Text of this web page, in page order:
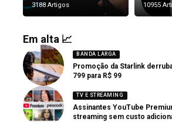
3188 Artigos 10955
Em alta 📈
BANDA LARGA
Promoção da Starlink
799 para R$ 99
TV E STREAMING
Assinantes YouTube
streaming sem custo